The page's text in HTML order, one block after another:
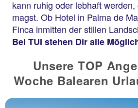
kann ruhig oder lebhaft
magst. Ob Hotel in Palma de
Finca inmitten der stillen
Bei TUI stehen Dir alle
Unsere TOP
Woche Balearen